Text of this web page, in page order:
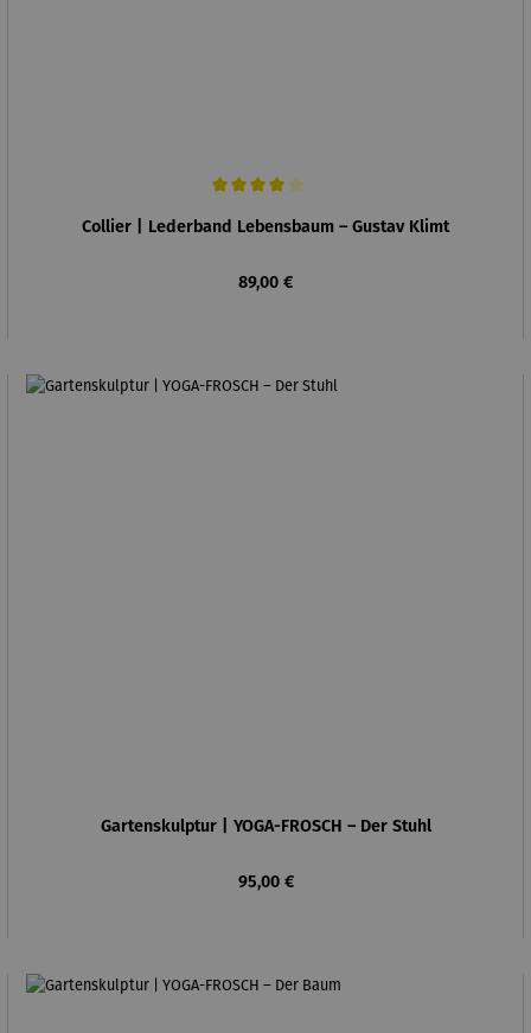
Collier | Lederband Lebensbaum – Gustav Klimt
Regulärer Preis:
89,00 €
Gartenskulptur | YOGA-FROSCH – Der Stuhl
Regulärer Preis:
95,00 €